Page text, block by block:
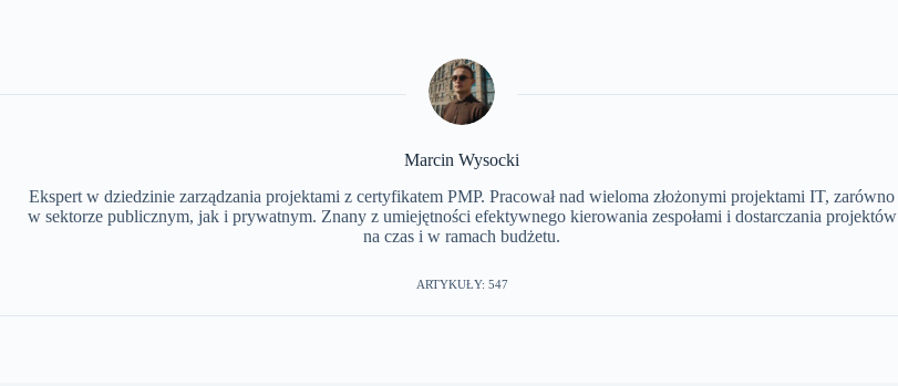
Marcin Wysocki
Ekspert w dziedzinie zarządzania projektami z certyfikatem PMP. Pracował nad wieloma złożonymi projektami IT, zarówno
w sektorze publicznym, jak i prywatnym. Znany z umiejętności efektywnego kierowania zespołami i dostarczania projektów
na czas i w ramach budżetu.
ARTYKUŁY: 547